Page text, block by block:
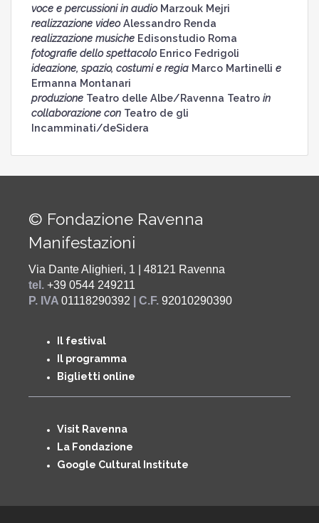
voce e percussioni in audioMarzouk Mejri
realizzazione videoAlessandro Renda
realizzazione musicheEdisonstudio Roma
fotografie dello spettacoloEnrico Fedrigoli
ideazione, spazio, costumi e regiaMarco Martinelli e
Ermanna Montanari
produzioneTeatro delle Albe/Ravenna Teatro in
collaborazione conTeatro de gli
Incamminati/deSidera
© Fondazione Ravenna
Manifestazioni
Via Dante Alighieri, 1 | 48121 Ravenna
tel. +39 0544 249211
P. IVA 01118290392 | C.F. 92010290390
Il festival
Il programma
Biglietti online
Visit Ravenna
La Fondazione
Google Cultural Institute